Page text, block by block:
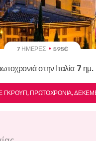
7 ΗΜΈΡΕΣ 595€
στην Ιταλία 7 ημ.
ΓΚΡΟΥΠ, ΠΡΩΤΟΧΡΟΝΙΆ,